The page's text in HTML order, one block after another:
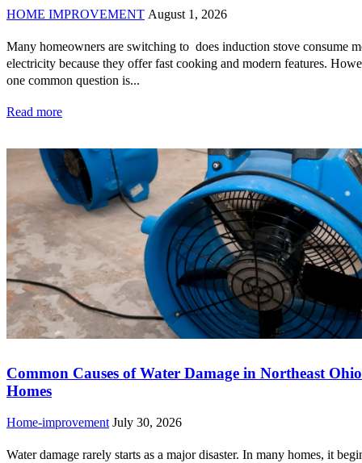
HOME IMPROVEMENT August 1, 2026
Many homeowners are switching to does induction stove consume
electricity because they offer fast cooking and modern features.
one common question is...
Read more
Common Causes of Water Damage in Northeast Ohio
Homes
Home-improvement July 30, 2026
Water damage rarely starts as a major disaster. In many homes, it